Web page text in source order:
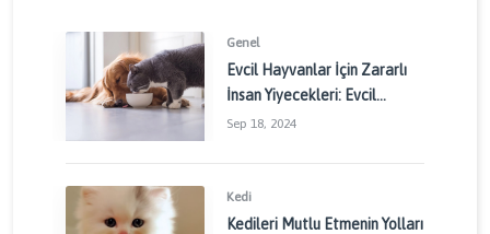
Genel
Evcil Hayvanlar İçin Zararlı
İnsan Yiyecekleri: Evcil
Dostlarınızı Korumak İçin
Sep 18, 2024
Kedi
Kedileri Mutlu Etmenin Yolları